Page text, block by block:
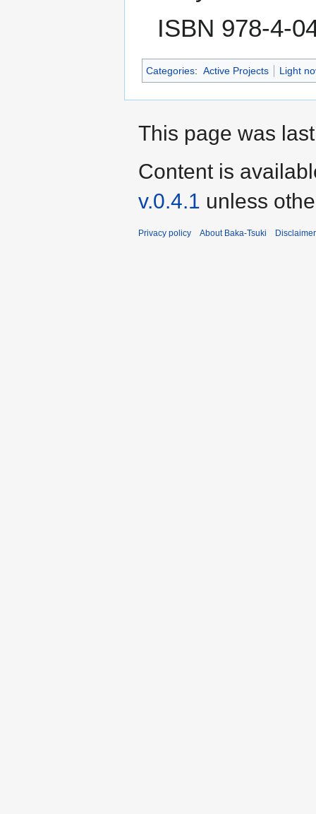
ISBN 978-4-
Categories: Active Projects Light
This page was
Content is
v.0.4.1 unless
Privacy policy About Baka-Tsuki